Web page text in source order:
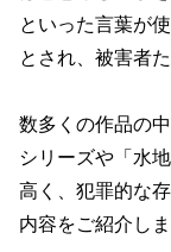
といった言葉が
とされ、被害者
数多くの作品の
シリーズや「水
高く、犯罪的な
内容をご紹介しま